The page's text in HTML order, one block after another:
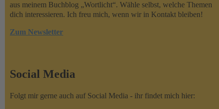
aus meinem Buchblog „Wortlicht“. Wähle selbst, welche Themen
dich interessieren. Ich freu mich, wenn wir in Kontakt bleiben!
Zum Newsletter
Social Media
Folgt mir gerne auch auf Social Media - ihr findet mich hier: